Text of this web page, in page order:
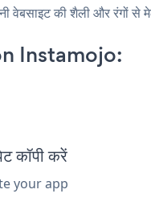
की शैली और रंगों से
Instamojo:
कॉपी करें
your app